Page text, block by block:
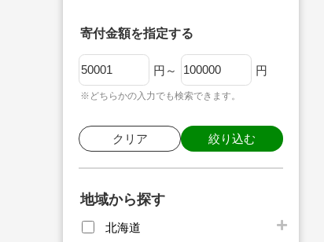
寄付金額を指定する
円～ 円
※どちらかの入力でも検索できます。
クリア 絞り込む
地域から探す
北海道